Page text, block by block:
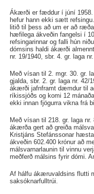
Ákærði er fæddur í júní
hefur hann ekki sætt
litið til þess að um er að
hæfilega ákveðin fangelsi í
refsingarinnar og falli hún
dómsins haldi ákærði
nr. 19/1940, sbr. 4. gr. laga
Með vísan til 2. mgr. 30. gr.
gjalda, sbr. 2. gr. laga nr. 42/
ákærði jafnframt dæmdur til
ríkissjóðs og komi 12
ekki innan fjögurra vikna frá
Með vísan til 218. gr. laga
ákærða gert að greiða
Kristjáns Stefánssonar
ákveðin 602.400 krónur að
málsvarnarlaunin til vinnu
meðferð málsins fyrir dómi.
Af hálfu ákæruvaldsins flutti
saksóknarfulltrúi.